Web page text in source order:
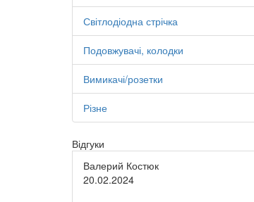
Світлодіодна стрічка
Подовжувачі, колодки
Вимикачі/розетки
Різне
Відгуки
Валерий Костюк
20.02.2024